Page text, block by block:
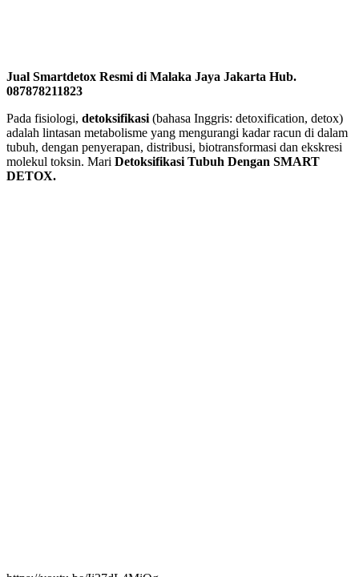
Jual Smartdetox Resmi di Malaka Jaya Jakarta Hub.
087878211823
Pada fisiologi, detoksifikasi (bahasa Inggris: detoxification, detox)
adalah lintasan metabolisme yang mengurangi kadar racun di dalam
tubuh, dengan penyerapan, distribusi, biotransformasi dan ekskresi
molekul toksin. Mari Detoksifikasi Tubuh Dengan SMART
DETOX.